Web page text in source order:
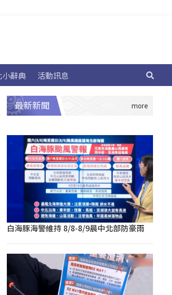
小辭典 活動訊息
最新新聞
白海豚海警維持 8/8-8/9晨中北部防豪雨